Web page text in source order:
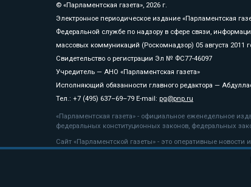
© «Парламентская газета», 2026 г.
Электронное периодическое издание «Парламентская
Федеральной службе по надзору в сфере связи,
массовых коммуникаций (Роскомнадзор) 05 августа 2011
Свидетельство о регистрации Эл № ФС77-46097
Учредитель — АНО «Парламентская газета»
Исполняющий обязанности главного редактора —
Тел.: +7 (495) 637–69–79 E-mail: pg@pnp.ru
«Парламентская газета» - официальное еженедельное
федеральных конституционных законов, федеральных
Сайт «Парламентской газеты» - это оперативные
«Парламентской газеты» активная ссылка на pnp.ru